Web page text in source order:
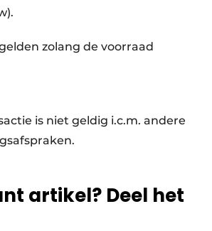
zolang de voorraad
is niet geldig i.c.m. andere
artikel? Deel het